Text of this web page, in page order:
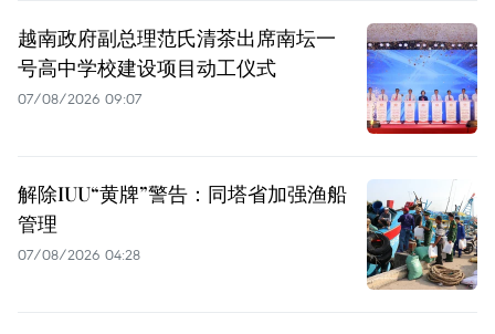
越南政府副总理范氏清茶出席南坛一
号高中学校建设项目动工仪式
07/08/2026 09:07
解除IUU“黄牌”警告：同塔省加强渔船
管理
07/08/2026 04:28